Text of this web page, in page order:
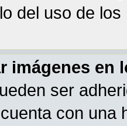
del uso de los
imágenes en
ser
con una